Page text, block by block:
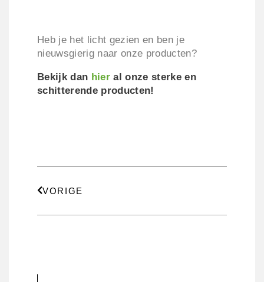
Heb je het licht gezien en ben je
nieuwsgierig naar onze producten?
Bekijk dan hier al onze sterke en
schitterende producten!
VORIGE